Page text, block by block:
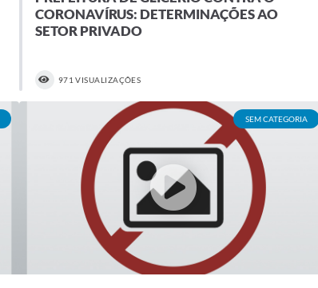
CORONAVÍRUS: DETERMINAÇÕES AO
SETOR PRIVADO
971 VISUALIZAÇÕES
SEM CATEGORIA